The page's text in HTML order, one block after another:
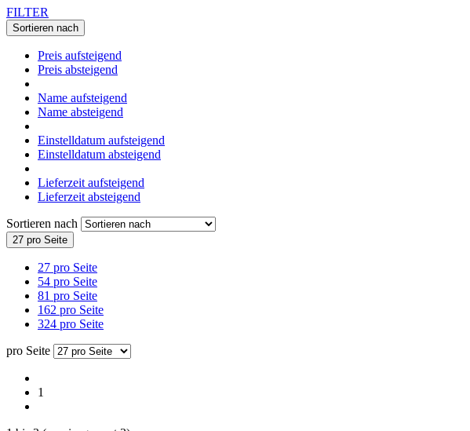
FILTER
Sortieren nach
Preis aufsteigend
Preis absteigend
Name aufsteigend
Name absteigend
Einstelldatum aufsteigend
Einstelldatum absteigend
Lieferzeit aufsteigend
Lieferzeit absteigend
Sortieren nach
27 pro Seite
27 pro Seite
54 pro Seite
81 pro Seite
162 pro Seite
324 pro Seite
pro Seite
1